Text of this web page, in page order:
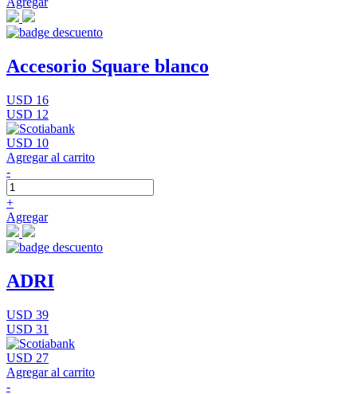
Accesorio Square blanco
USD 16
USD 12
USD 10
Agregar al carrito
-
+
Agregar
ADRI
USD 39
USD 31
USD 27
Agregar al carrito
-